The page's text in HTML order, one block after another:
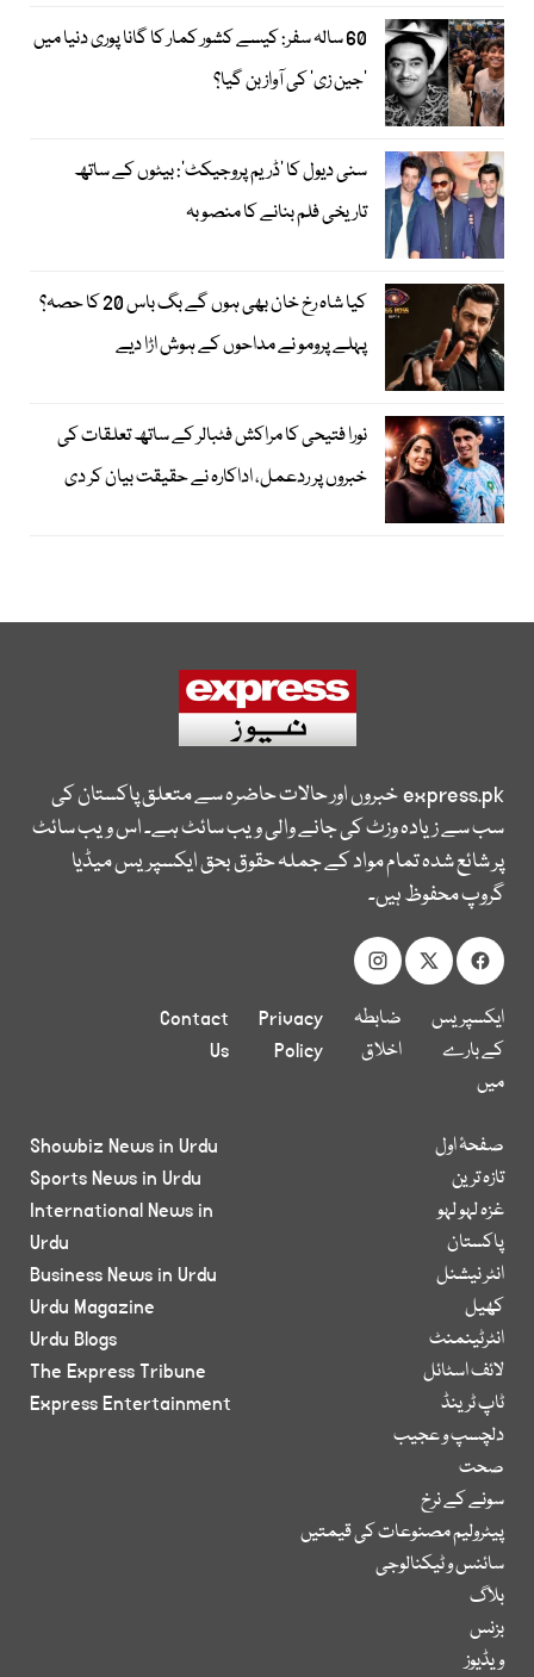
60 سالہ سفر: کیسے کشور کمار کا گانا پوری دنیا میں
’جین زی‘ کی آواز بن گیا؟
سنی دیول کا ’ڈریم پروجیکٹ‘: بیٹوں کے ساتھ
تاریخی فلم بنانے کا منصوبہ
کیا شاہ رخ خان بھی ہوں گے بگ باس 20 کا حصہ؟
پہلے پرومو نے مداحوں کے ہوش اڑا دیے
نورا فتیحی کا مراکش فٹبالر کے ساتھ تعلقات کی
خبروں پر ردعمل، اداکارہ نے حقیقت بیان کر دی
express.pkخبروں اور حالات حاضرہ سے متعلق پاکستان کی
سب سے زیادہ وزٹ کی جانے والی ویب سائٹ ہے۔ اس ویب سائٹ
پر شائع شدہ تمام مواد کے جملہ حقوق بحق ایکسپریس میڈیا
گروپ محفوظ ہیں۔
ایکسپریس
کے بارے
میں
ضابطہ
اخلاق
Privacy
Policy
Contact
Us
صفحۂ اول
تازہ ترین
غزہ لہو لہو
پاکستان
انٹر نیشنل
کھیل
انٹرٹینمنٹ
لائف اسٹائل
ٹاپ ٹرینڈ
دلچسپ و عجیب
صحت
سونے کے نرخ
پیٹرولیم مصنوعات کی قیمتیں
سائنس و ٹیکنالوجی
بلاگ
بزنس
ویڈیوز
Showbiz News in Urdu
Sports News in Urdu
International News in
Urdu
Business News in Urdu
Urdu Magazine
Urdu Blogs
The Express Tribune
Express Entertainment